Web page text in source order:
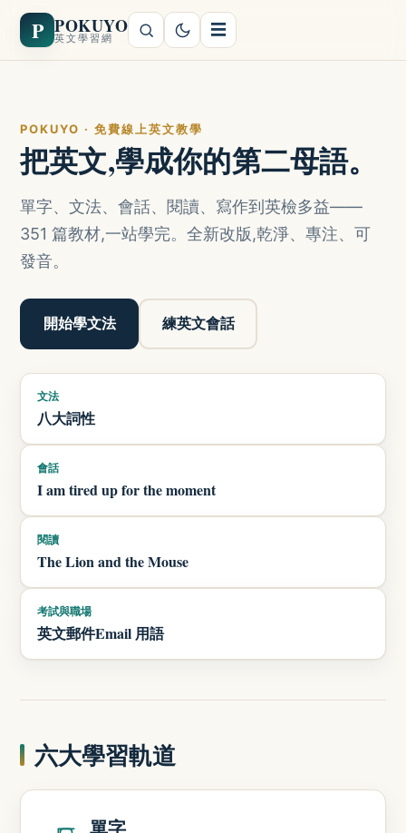
P POKUYO
英文學習網 ☰
POKUYO · 免費線上英文教學
把英文,學成你的第二母語。
單字、文法、會話、閱讀、寫作到英檢多益——
351 篇教材,一站學完。全新改版,乾淨、專注、可
發音。
開始學文法 練英文會話
文法
八大詞性
會話
I am tired up for the moment
閱讀
The Lion and the Mouse
考試與職場
英文郵件Email 用語
六大學習軌道
單字